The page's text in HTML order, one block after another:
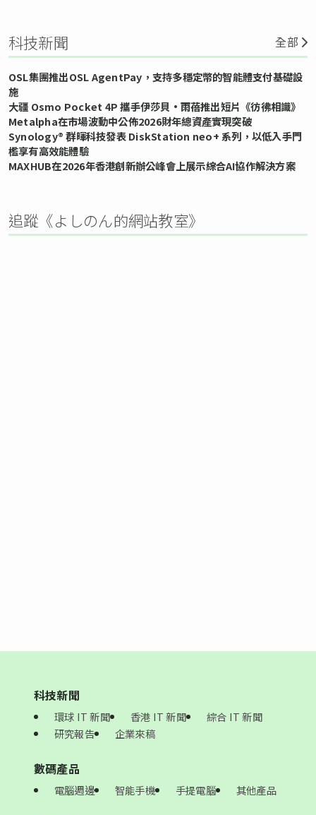
科技新聞 全部
OSL集團推出OSL AgentPay，支持多穩定幣的智能體支付基礎設
施
大疆 Osmo Pocket 4P 攜手伊莎貝•雨蓓推出短片《彷彿相識》
Metalpha在市場波動中公佈2026財年總資產實現突破
Synology® 群暉科技發表 DiskStation neo+ 系列，以低入手門
檻享有高效能體驗
MAXHUB在2026年香港創新辦公峰會上展示綜合AI協作解決方案
追蹤《よしのん的網站教室》
科技新聞
環球 IT 新聞 香港 IT 新聞
綜合 IT 新聞
研究報告
企業來稿
數碼產品
電腦週邊 智能手機 手提電腦 其他產品